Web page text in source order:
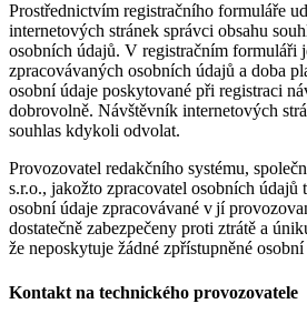
Prostřednictvím registračního formuláře
internetových stránek správci obsahu
osobních údajů. V registračním formuláři
zpracovávaných osobních údajů a doba
osobní údaje poskytované při registraci
dobrovolně. Návštěvník internetových
souhlas kdykoli odvolat.
Provozovatel redakčního systému,
s.r.o., jakožto zpracovatel osobních údajů
osobní údaje zpracovávané v jí
dostatečně zabezpečeny proti ztrátě a
že neposkytuje žádné zpřístupněné
Kontakt na technického provozovatele